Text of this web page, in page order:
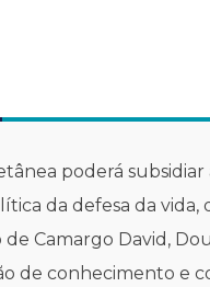
poderá
da defesa da
de Camargo David,
de conhecimento e